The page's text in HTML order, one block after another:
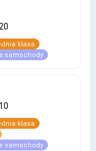
klasa
samochody
klasa
samochody